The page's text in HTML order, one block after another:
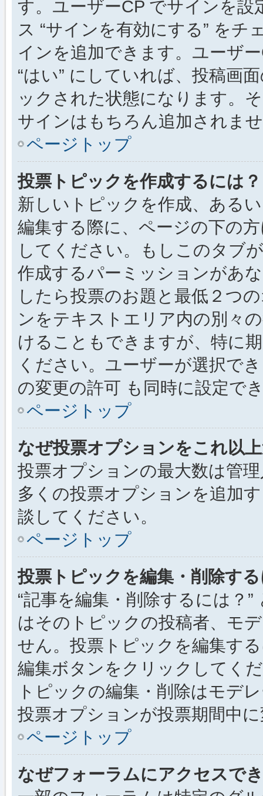
す。ユーザーCP でサインを
ス “サインを有効にする” を
インを追加できます。ユーザ
“はい” にしていれば、投稿画
ックされた状態になります。
サインはもちろん追加されま
ページトップ
投票トピックを作成するには？
新しいトピックを作成、ある
編集する際に、ページの下の
してください。もしこのタブ
作成するパーミッションがあ
したら投票のお題と最低２つ
ンをテキストエリア内の別々
けることもできますが、特に
ください。ユーザーが選択で
の変更の許可 も同時に設定で
ページトップ
なぜ投票オプションをこれ以
投票オプションの最大数は管
多くの投票オプションを追加
談してください。
ページトップ
投票トピックを編集・削除す
“記事を編集・削除するには？
はそのトピックの投稿者、モ
せん。投票トピックを編集す
編集ボタンをクリックしてく
トピックの編集・削除はモデ
投票オプションが投票期間中
ページトップ
なぜフォーラムにアクセスで